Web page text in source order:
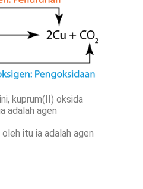
kuprum(II) oksida
adalah agen
itu ia adalah agen